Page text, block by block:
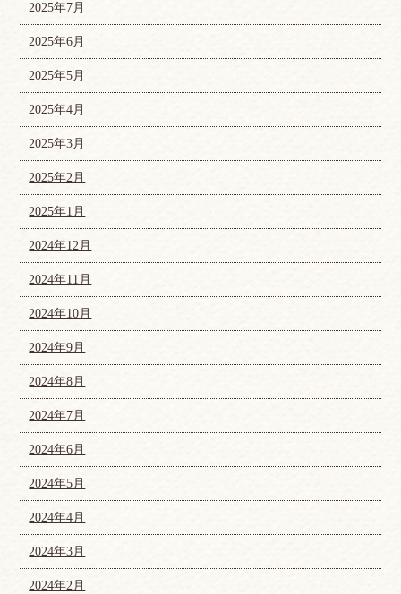
2025年7月
2025年6月
2025年5月
2025年4月
2025年3月
2025年2月
2025年1月
2024年12月
2024年11月
2024年10月
2024年9月
2024年8月
2024年7月
2024年6月
2024年5月
2024年4月
2024年3月
2024年2月